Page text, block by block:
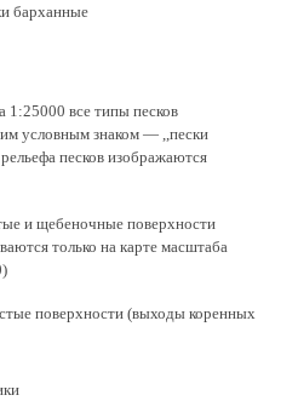
барханные
1:25000 все типы песков
условным знаком — ,,пески
песков изображаются
и щебеночные поверхности
только на карте масштаба
поверхности (выходы коренных